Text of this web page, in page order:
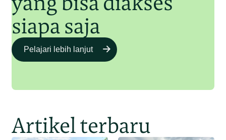
siapa saja
Pelajari lebih lanjut
Artikel terbaru